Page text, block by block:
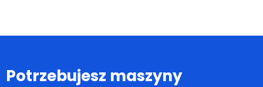
Potrzebujesz maszyny